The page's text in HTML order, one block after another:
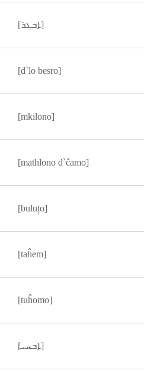
[ܐܒܓܪ]
[d`lo besro]
[mkilono]
[mathlono d`ĉamo]
[buluțo]
[taĥem]
[tuĥomo]
[ܐܒܚܝ]